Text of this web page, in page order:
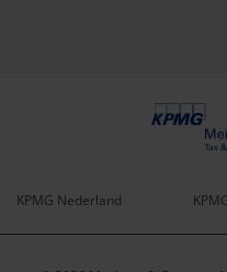
Service
KPMG Nederland